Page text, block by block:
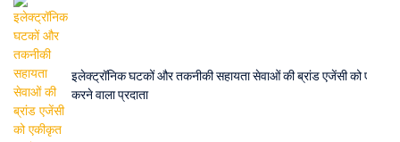
इलेक्ट्रॉनिक घटकों और तकनीकी सहायता सेवाओं की ब्रांड एजेंसी को एकीकृत
करने वाला प्रदाता